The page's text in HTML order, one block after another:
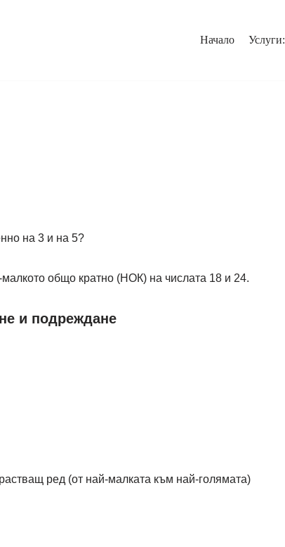
Начало Услуги:
на 3 и на 5?
общо кратно (НОК) на числата 18 и 24.
и подреждане
ред (от най-малката към най-голямата)